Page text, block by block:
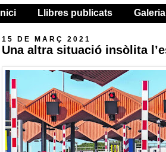
Inici Llibres publicats Galeria
15 DE MARÇ 2021
Una altra situació insòlita